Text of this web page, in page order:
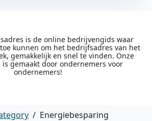
is de online bedrijvengids waar
kunnen om het bedrijfsadres van het
gemakkelijk en snel te vinden. Onze
gemaakt door ondernemers voor
ondernemers!
/ Energiebesparing